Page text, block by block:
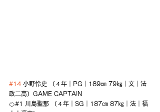
#14 小野怜史 （４年｜PG｜189㎝ 79㎏｜文｜法
政二高）GAME CAPTAIN
🍊#1 川島聖那 （４年｜SG｜187㎝ 87㎏｜法｜福